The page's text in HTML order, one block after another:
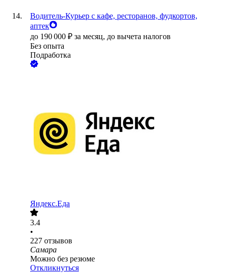
Водитель-Курьер с кафе, ресторанов, фудкортов,
аптек
до 190 000 ₽ за месяц, до вычета налогов
Без опыта
Подработка
Яндекс.Еда
3.4
•
227 отзывов
Самара
Можно без резюме
Откликнуться